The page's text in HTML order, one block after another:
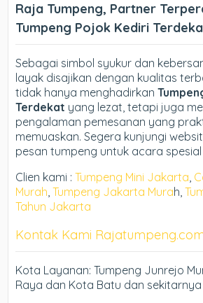
Raja Tumpeng, Partner
Tumpeng Pojok Kediri
Sebagai simbol syukur dan
layak disajikan dengan kualitas
tidak hanya menghadirkan
Terdekat yang lezat, tetapi juga
pengalaman pemesanan yang
memuaskan. Segera kunjungi
pesan tumpeng untuk acara spesial
Clien kami :Tumpeng Mini Jakarta,
Murah,Tumpeng Jakarta Murah,
Tahun Jakarta
Kontak Kami
Kota Layanan: Tumpeng Junrejo
Raya dan Kota Batu dan